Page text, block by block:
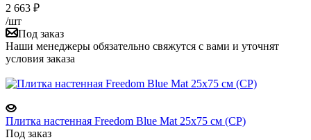
2 663 ₽
/шт
Под заказ
Наши менеджеры обязательно свяжутся с вами и уточнят
условия заказа
Плитка настенная Freedom Blue Mat 25x75 см (CP)
Под заказ